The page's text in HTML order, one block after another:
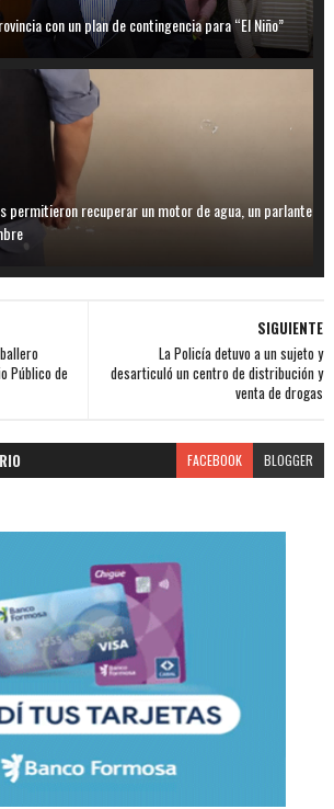
con un plan de contingencia para “El Niño”
permitieron recuperar un motor de agua, un parlante
SIGUIENTE
La Policía detuvo a un sujeto y
desarticuló un centro de distribución y
venta de drogas
Público de
FACEBOOK BLOGGER